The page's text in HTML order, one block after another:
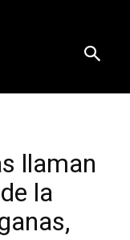
llaman
la